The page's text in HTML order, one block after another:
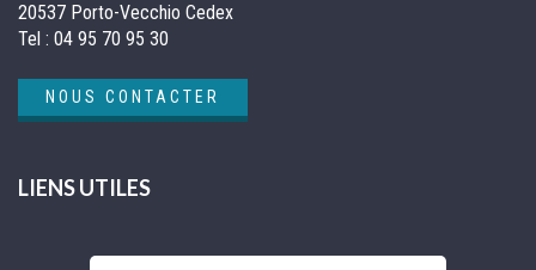
20537 Porto-Vecchio Cedex
Tel : 04 95 70 95 30
NOUS CONTACTER
LIENS UTILES